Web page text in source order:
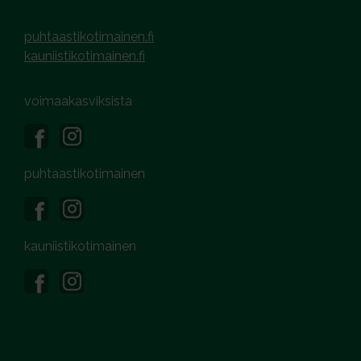
puhtaastikotimainen.fi
kauniistikotimainen.fi
voimaakasviksista
puhtaastikotimainen
kauniistikotimainen